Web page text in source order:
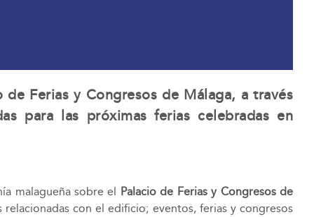
Ferias y Congresos de Málaga, a través
para las próximas ferias celebradas en
malagueña sobre el
Palacio de Ferias y Congresos de
con el edificio; eventos, ferias y congresos